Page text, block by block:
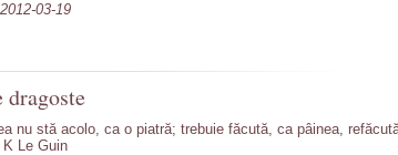
2012-03-19
dragoste
nu stă acolo, ca o piatră; trebuie făcută, ca pâinea,
Le Guin